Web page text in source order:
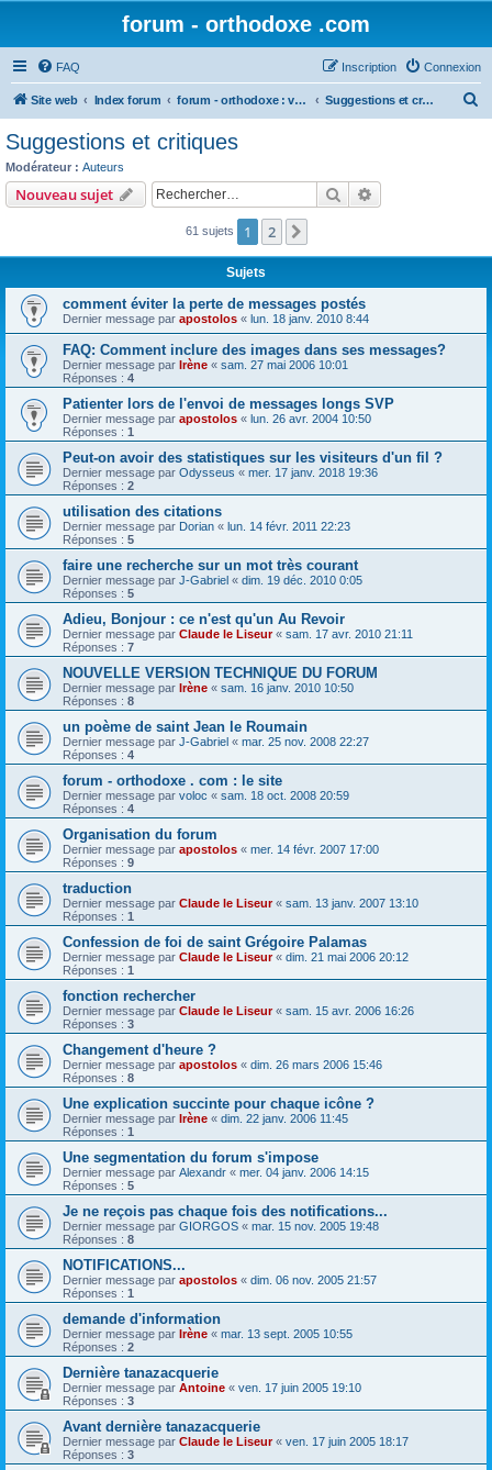
forum - orthodoxe .com
FAQ Connexion
Inscription
Site web Index forum forum - orthodoxe : vos remarques Suggestions et critiques
c
r
Suggestions et critiques
Modérateur : Auteurs
Nouveau sujet Rechercher
61 sujets 1 2
Sujets
comment éviter la perte de messages postés
Dernier message par apostolos « lun. 18 janv. 2010 8:44
FAQ: Comment inclure des images dans ses messages?
Dernier message par Irène « sam. 27 mai 2006 10:01
Réponses : 4
Patienter lors de l'envoi de messages longs SVP
Dernier message par apostolos « lun. 26 avr. 2004 10:50
Réponses : 1
Peut-on avoir des statistiques sur les visiteurs d'un fil ?
Dernier message par Odysseus « mer. 17 janv. 2018 19:36
Réponses : 2
utilisation des citations
Dernier message par Dorian « lun. 14 févr. 2011 22:23
Réponses : 5
faire une recherche sur un mot très courant
Dernier message par J-Gabriel « dim. 19 déc. 2010 0:05
Réponses : 5
Adieu, Bonjour : ce n'est qu'un Au Revoir
Dernier message par Claude le Liseur« sam. 17 avr. 2010 21:11
Réponses : 7
NOUVELLE VERSION TECHNIQUE DU FORUM
Dernier message par Irène « sam. 16 janv. 2010 10:50
Réponses : 8
un poème de saint Jean le Roumain
Dernier message par J-Gabriel « mar. 25 nov. 2008 22:27
Réponses : 4
forum - orthodoxe . com : le site
Dernier message par voloc « sam. 18 oct. 2008 20:59
Réponses : 4
Organisation du forum
Dernier message par apostolos « mer. 14 févr. 2007 17:00
Réponses : 9
traduction
Dernier message par Claude le Liseur« sam. 13 janv. 2007 13:10
Réponses : 1
Confession de foi de saint Grégoire Palamas
Dernier message par Claude le Liseur« dim. 21 mai 2006 20:12
Réponses : 1
fonction rechercher
Dernier message par Claude le Liseur« sam. 15 avr. 2006 16:26
Réponses : 3
Changement d'heure ?
Dernier message par apostolos « dim. 26 mars 2006 15:46
Réponses : 8
Une explication succinte pour chaque icône ?
Dernier message par Irène « dim. 22 janv. 2006 11:45
Réponses : 1
Une segmentation du forum s'impose
Dernier message par Alexandr « mer. 04 janv. 2006 14:15
Réponses : 5
Je ne reçois pas chaque fois des notifications...
Dernier message par GIORGOS « mar. 15 nov. 2005 19:48
Réponses : 8
NOTIFICATIONS...
Dernier message par apostolos « dim. 06 nov. 2005 21:57
Réponses : 1
demande d'information
Dernier message par Irène « mar. 13 sept. 2005 10:55
Réponses : 2
Dernière tanazacquerie
Dernier message par Antoine « ven. 17 juin 2005 19:10
Réponses : 3
Avant dernière tanazacquerie
Dernier message par Claude le Liseur« ven. 17 juin 2005 18:17
Réponses : 3